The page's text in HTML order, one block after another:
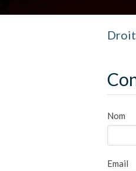
Nom
Email